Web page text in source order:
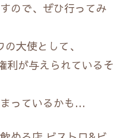
ので、ぜひ行ってみ
大使として、
利が与えられているそ
っているかも…